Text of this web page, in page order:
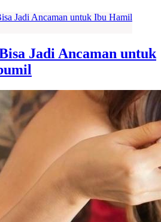
Jadi Ancaman untuk